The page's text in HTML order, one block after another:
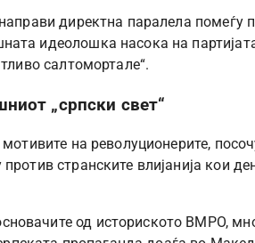
директна паралела помеѓу
идеолошка насока на
салтомортале“.
„српски свет“
на револуционерите,
странските влијанија кои
од историското ВМРО,